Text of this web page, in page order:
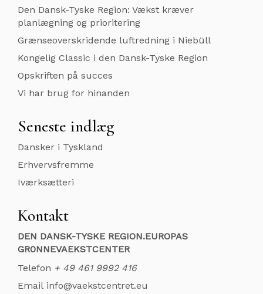
Den Dansk-Tyske Region: Vækst kræver
planlægning og prioritering
Grænseoverskridende luftredning i Niebüll
Kongelig Classic i den Dansk-Tyske Region
Opskriften på succes
Vi har brug for hinanden
Seneste indlæg
Dansker i Tyskland
Erhvervsfremme
Iværksætteri
Kontakt
DEN DANSK-TYSKE REGION.EUROPAS
GR0NNEVAEKSTCENTER
Telefon + 49 461 9992 416
Email info@vaekstcentret.eu